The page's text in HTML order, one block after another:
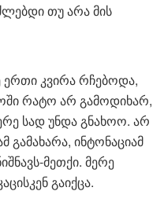
თუ არა მის
ერთი კვირა რჩებოდა,
რატო არ გამოდიხარ,
სად უნდა გნახოო. არ
გამახარა, ინტონაციამ
მეთქი. მერე
გაიქცა.